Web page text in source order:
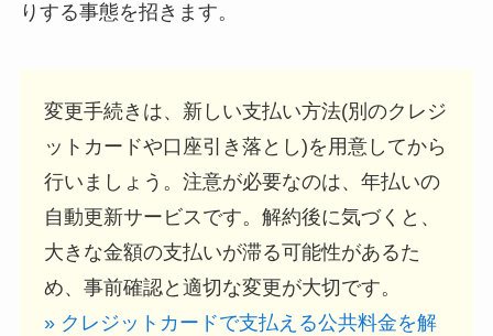
りする事態を招きます。
変更手続きは、新しい支払い方法(別のクレジ
ットカードや口座引き落とし)を用意してから
行いましょう。注意が必要なのは、年払いの
自動更新サービスです。解約後に気づくと、
大きな金額の支払いが滞る可能性があるた
め、事前確認と適切な変更が大切です。
» クレジットカードで支払える公共料金を解